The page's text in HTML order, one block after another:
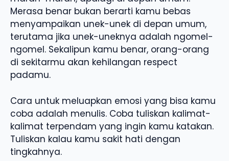
Merasa benar bukan berarti kamu bebas
menyampaikan unek-unek di depan umum,
terutama jika unek-uneknya adalah ngomel-
ngomel. Sekalipun kamu benar, orang-orang
di sekitarmu akan kehilangan respect
padamu.
Cara untuk meluapkan emosi yang bisa kamu
coba adalah menulis. Coba tuliskan kalimat-
kalimat terpendam yang ingin kamu katakan.
Tuliskan kalau kamu sakit hati dengan
tingkahnya.